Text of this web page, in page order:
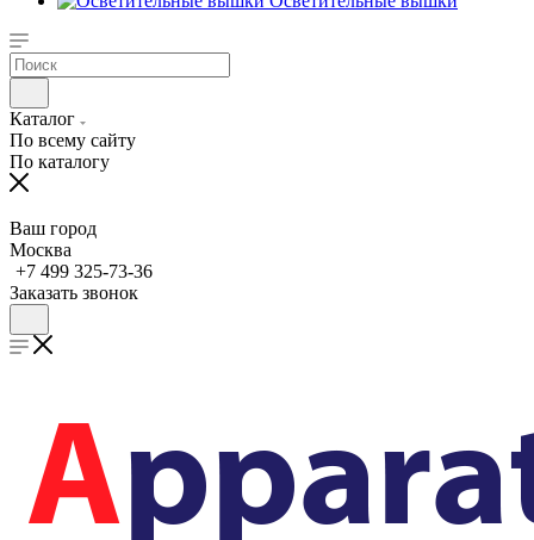
Каталог
По всему сайту
По каталогу
Ваш город
Москва
+7 499 325-73-36
Заказать звонок